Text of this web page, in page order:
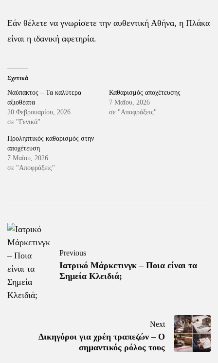
Εάν θέλετε να γνωρίσετε την αυθεντική Αθήνα, η Πλάκα
είναι η ιδανική αφετηρία.
Σχετικά
Ναύπακτος – Τα καλύτερα
αξιοθέατα
20 Φεβρουαρίου, 2026
σε "Γενικά"
Καθαρισμός αποχέτευσης
7 Μαΐου, 2026
σε "Αποφράξεις"
Προληπτικός καθαρισμός στην
αποχέτευση
7 Μαΐου, 2026
σε "Αποφράξεις"
Previous
Ιατρικό Μάρκετινγκ – Ποια είναι τα
Σημεία Κλειδιά;
Next
Δικηγόροι για χρέη τραπεζών – Ο
σημαντικός ρόλος τους